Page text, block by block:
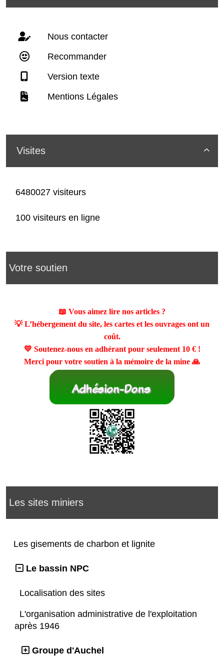
Nous contacter
Recommander
Version texte
Mentions Légales

Visites
6480027 visiteurs
100 visiteurs en ligne
Votre soutien
📖 Vous aimez lire nos articles ?
💡 L’hébergement du site, les cartes et les ouvrages ont un
coût.
💛 Soutenez-nous en adhérant pour seulement 10 €!
Merci pour votre soutien à la mémoire de la mine 🙏
Les sites miniers
Les gisements de charbon et lignite
Le bassin NPC
Localisation des sites
L'organisation administrative de l'exploitation
après 1946
Groupe d'Auchel